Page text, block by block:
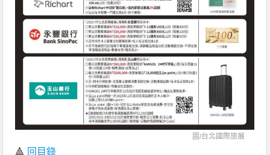
圖/台北國際旅展
🔺 回目錄